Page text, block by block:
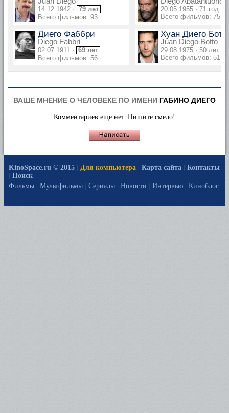
14.12.1942 · 79 лет
Всего фильмов: 93
20.05.1955 · 71 год
Всего фильмов: 75
Диего Фаббри
Diego Fabbri
02.07.1911 · 69 лет
Всего фильмов: 56
Хуан Диего
Juan Diego Botto
29.08.1975 · 50 лет
Всего фильмов: 51
ВАШЕ МНЕНИЕ О ЧЕЛОВЕКЕ ПО ИМЕНИ ГАБИНО ДИЕГО
Комментариев еще нет. Пишите смело!
KinoSpace.ru © 2015 Для компьютера Карта сайта
Контакты
Поиск
Фильмы
Мультфильмы Сериалы Новости Интервью Киноблог